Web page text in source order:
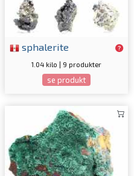
sphalerite
1.04 kilo | 9 produkter
se produkt